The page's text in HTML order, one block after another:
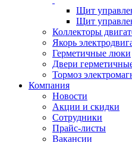
Щит
Щит
Коллекторы
Якорь
Герметичные люки
Двери
Тормоз
Компания
Новости
Акции и скидки
Сотрудники
Прайс-листы
Вакансии